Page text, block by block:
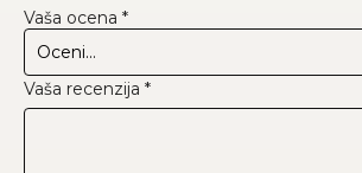
Vaša ocena *
Vaša recenzija *